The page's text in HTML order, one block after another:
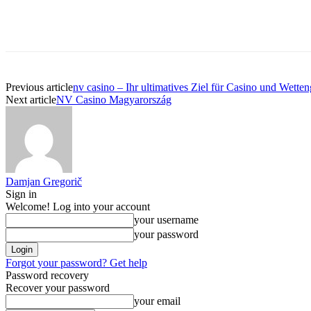
Previous articlenv casino – Ihr ultimatives Ziel für Casino und
Next articleNV Casino Magyarország
Damjan Gregorič
Sign in
Welcome! Log into your account
your username
your password
Forgot your password? Get help
Password recovery
Recover your password
your email